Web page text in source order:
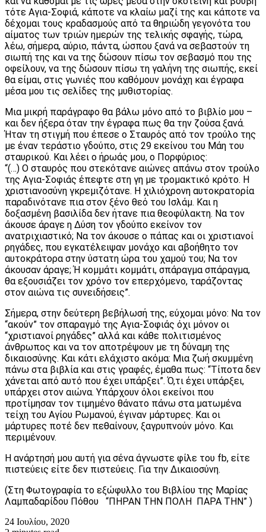
τότε Αγια-Σοφιά, κάποτε να κλαίω μαζί της και κάποτε να
δέχομαι τους κραδασμούς από τα θηριώδη γεγονότα του
αίματος των τριών ημερών της τελικής σφαγής, τώρα,
λέω, σήμερα, αύριο, πάντα, ώσπου ξανά να σεβαστούν τη
σιωπή της και να της δώσουν πίσω τον σεβασμό που της
οφείλουν, να της δώσουν πίσω τη γαλήνη της σιωπής, εκεί
θα είμαι, στις γωνιές που καθόμουν μονάχη και έγραφα
μέσα μου τις σελίδες της μυθιστορίας.
Μια μικρή παράγραφο θα βάλω μόνο από το βιβλίο μου –
και δεν ήξερα όταν την έγραφα πως θα την ζούσα ξανά.
Ήταν τη στιγμή που έπεσε ο Σταυρός από τον τρούλο της
με έναν τεράστιο γδούπο, στις 29 εκείνου του Μάη του
σταυρικού. Και λέει ο ήρωάς μου, ο Πορφύριος:
“(…) Ο σταυρός που στεκότανε αιώνες απάνω στον τρούλο
της Αγια-Σοφιάς έπεφτε στη γη με τρομακτικό κρότο. Η
χριστιανοσύνη γκρεμιζότανε. Η χιλιόχρονη αυτοκρατορία
παραδινότανε πια στον ξένο θεό του Ισλάμ. Και η
δοξασμένη βασιλίδα δεν ήτανε πια θεοφύλακτη. Να τον
άκουσε άραγε η Δύση τον γδούπο εκείνον τον
ανατριχιαστικό; Να τον άκουσε ο πάπας και οι χριστιανοί
ρηγάδες, που εγκατέλειψαν μονάχο και αβοήθητο τον
αυτοκράτορα στην ύστατη ώρα του χαμού του; Να τον
άκουσαν άραγε; Ή κομμάτι κομμάτι, σπάραγμα σπάραγμα,
θα εξουσιάζει τον χρόνο τον επερχόμενο, ταράζοντας
στον αιώνα τις συνειδήσεις”.
Σήμερα, στην δεύτερη βεβήλωσή της, εύχομαι μόνο: Να τον
“ακούν” τον σπαραγμό της Αγια-Σοφιάς όχι μόνον οι
“χριστιανοί ρηγάδες” αλλά και κάθε πολιτισμένος
άνθρωπος και να τον αποτρέψουν με τη δύναμη της
δικαιοσύνης. Και κάτι ελάχιστο ακόμα: Μια ζωή σκυμμένη
πάνω στα βιβλία και στις γραφές, έμαθα πως: “Τίποτα δεν
χάνεται από αυτό που έχει υπάρξει”. Ό,τι έχει υπάρξει,
υπάρχει στον αιώνα. Υπάρχουν όλοι εκείνοι που
προτίμησαν τον τιμημένο θάνατο πάνω στα ματωμένα
τείχη του Αγίου Ρωμανού, έγιναν μάρτυρες. Και οι
μάρτυρες ποτέ δεν πεθαίνουν, ξαγρυπνούν μόνο. Και
περιμένουν.
Η ανάρτησή μου αυτή για σένα άγνωστε φίλε του fb, είτε
πιστεύεις είτε δεν πιστεύεις. Για την Δικαιοσύνη.
(Στη Φωτογραφία το εξώφυλλο του Βιβλίου της Μαρίας
Λαμπαδαρίδου Πόθου “ΠΗΡΑΝ ΤΗΝ ΠΟΛΗ ΠΑΡΑ ΤΗΝ” )
24 Ιουλίου, 2020